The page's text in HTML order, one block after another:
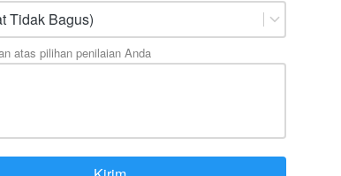
Tidak Bagus)
atas pilihan penilaian Anda